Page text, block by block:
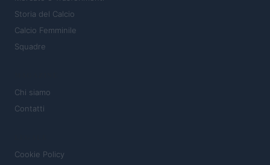
Storia del Calcio
Calcio Femminile
Squadre
Chi siamo
Contatti
Cookie Policy